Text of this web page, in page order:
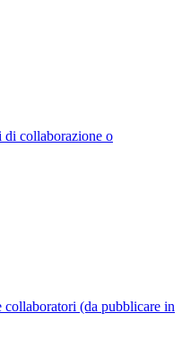
collaborazione o
collaboratori (da pubblicare in